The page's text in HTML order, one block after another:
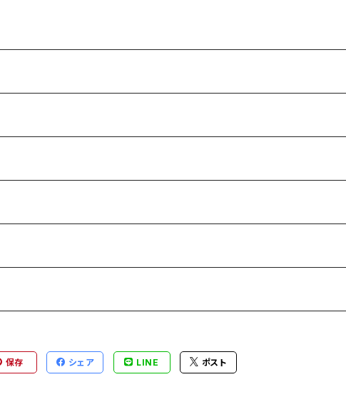
保存 シェア LINE ポスト